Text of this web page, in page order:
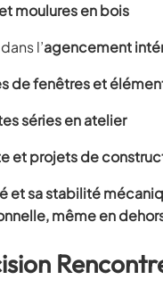
moulures en bois
dans l’agencement
de fenêtres et
séries en atelier
et projets de
et sa stabilité
même en